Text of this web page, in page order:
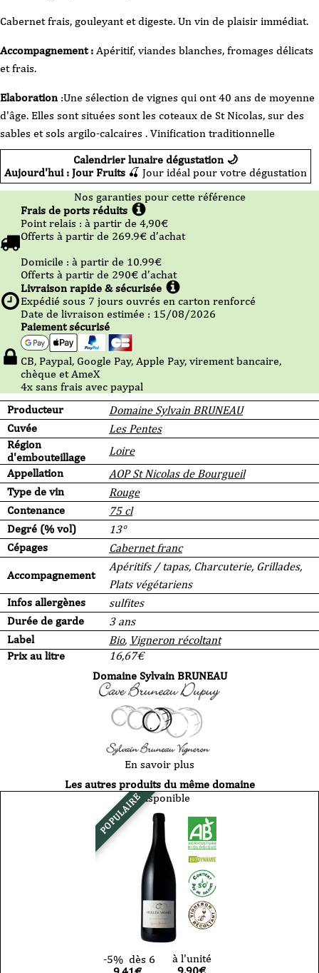
Cabernet frais, gouleyant et digeste. Un vin de plaisir immédiat.
Accompagnement : Apéritif, viandes blanches, fromages délicats
et frais.
Elaboration :Une sélection de vignes qui ont 40 ans de moyenne
d'âge. Elles sont situées sont les coteaux de St Nicolas, sur des
sables et sols argilo-calcaires . Vinification traditionnelle
Calendrier lunaire dégustation 🌙
Aujourd'hui : Jour Fruits 🍒 Jour idéal pour votre dégustation
Producteur
Domaine Sylvain BRUNEAU
Cuvée
Les Pentes
Région
d'embouteillage
Loire
Appellation
AOP St Nicolas de Bourgueil
Type de vin
Rouge
Contenance
75 cl
Degré (% vol)
13°
Cépages
Cabernet franc
Accompagnement
Apéritifs / tapas, Charcuterie, Grillades,
Plats végétariens
Infos allergènes
sulfites
Durée de garde
3 ans
Label
Bio, Vigneron récoltant
Prix au litre
16,67€
de
Bourgueuil
Pentes
-
Nos garanties pour cette référence
Frais de ports réduits
Point relais : à partir de 4,90€
Offerts à partir de 269.9€ d’achat
Domicile : à partir de 10.99€
Offerts à partir de 290€ d’achat
Livraison rapide & sécurisée
Expédié sous 7 jours ouvrés en carton renforcé
Date de livraison estimée : 15/08/2026
Paiement sécurisé
CB, Paypal, Google Pay, Apple Pay, virement bancaire,
chèque et AmeX
4x sans frais avec paypal
Domaine Sylvain BRUNEAU
En savoir plus
Les autres produits du même domaine
POPULAIREIndisponible
-5% dès 6
à l'unité